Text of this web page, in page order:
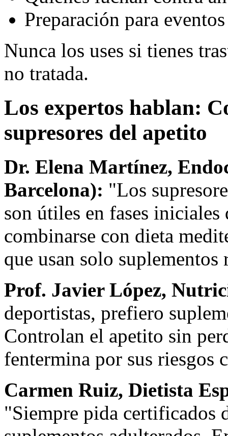
Preparación para
Nunca los uses si tienes
no tratada.
Los expertos hablan:
supresores del apetito
Dr. Elena Martínez,
Barcelona): "Los
son útiles en fases iniciales
combinarse con dieta
que usan solo suplementos
Prof. Javier López,
deportistas, prefiero
Controlan el apetito sin
fentermina por sus riesgos
Carmen Ruiz, Dietista
"Siempre pida certificados